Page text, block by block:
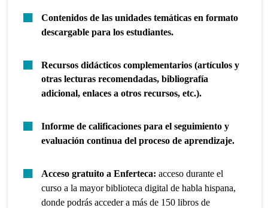
Contenidos de las unidades temáticas en formato
descargable para los estudiantes.
Recursos didácticos complementarios (artículos y
otras lecturas recomendadas, bibliografía
adicional, enlaces a otros recursos, etc.).
Informe de calificaciones para el seguimiento y
evaluación continua del proceso de aprendizaje.
Acceso gratuito a Enferteca:acceso durante el
curso a la mayor biblioteca digital de habla hispana,
donde podrás acceder a más de 150 libros de